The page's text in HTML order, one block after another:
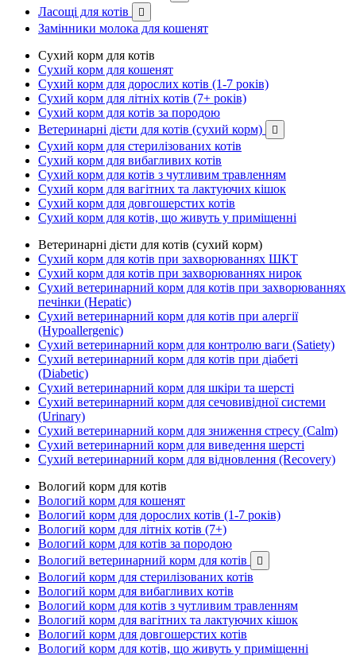
Ласощі для котів 
Замінники молока для кошенят
Сухий корм для котів
Сухий корм для кошенят
Сухий корм для дорослих котів (1-7 років)
Сухий корм для літніх котів (7+ років)
Сухий корм для котів за породою
Ветеринарні дієти для котів (сухий корм)

Сухий корм для стерилізованих котів
Сухий корм для вибагливих котів
Сухий корм для котів з чутливим травленням
Сухий корм для вагітних та лактуючих кішок
Сухий корм для довгошерстих котів
Сухий корм для котів, що живуть у приміщенні
Ветеринарні дієти для котів (сухий корм)
Сухий корм для котів при захворюваннях ШКТ
Сухий корм для котів при захворюваннях нирок
Сухий ветеринарний корм для котів при захворюваннях
печінки (Hepatic)
Сухий ветеринарний корм для котів при алергії
(Hypoallergenic)
Сухий ветеринарний корм для контролю ваги (Satiety)
Сухий ветеринарний корм для котів при діабеті
(Diabetic)
Сухий ветеринарний корм для шкіри та шерсті
Сухий ветеринарний корм для сечовивідної системи
(Urinary)
Сухий ветеринарний корм для зниження стресу (Calm)
Сухий ветеринарний корм для виведення шерсті
Сухий ветеринарний корм для відновлення (Recovery)
Вологий корм для котів
Вологий корм для кошенят
Вологий корм для дорослих котів (1-7 років)
Вологий корм для літніх котів (7+)
Вологий корм для котів за породою
Вологий ветеринарний корм для котів

Вологий корм для стерилізованих котів
Вологий корм для вибагливих котів
Вологий корм для котів з чутливим травленням
Вологий корм для вагітних та лактуючих кішок
Вологий корм для довгошерстих котів
Вологий корм для котів, що живуть у приміщенні